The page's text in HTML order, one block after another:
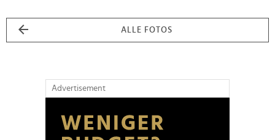
ALLE FOTOS
Advertisement